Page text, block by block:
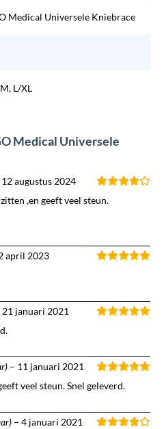
Medical Universele Kniebrace
L/XL
Medical Universele
12 augustus 2024
,en geeft veel steun.
april 2023
21 januari 2021
– 11 januari 2021
veel steun. Snel geleverd.
– 4 januari 2021